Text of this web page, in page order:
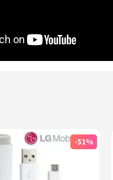
-51%